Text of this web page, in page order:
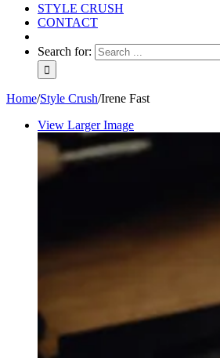
STYLE CRUSH
CONTACT
Search for:
Home/Style Crush/Irene Fast
View Larger Image